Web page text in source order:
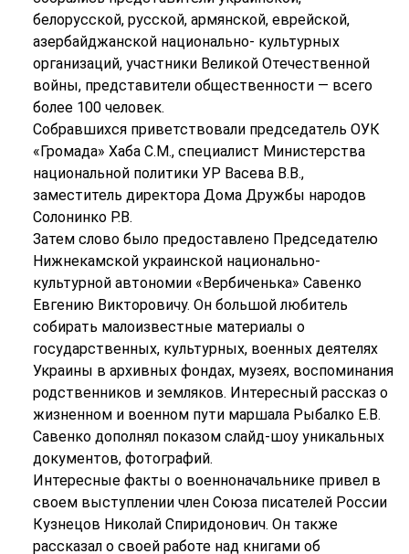
белорусской, русской, армянской, еврейской,
азербайджанской национально- культурных
организаций, участники Великой Отечественной
войны, представители общественности — всего
более 100 человек.
Собравшихся приветствовали председатель ОУК
«Громада» Хаба С.М., специалист Министерства
национальной политики УР Васева В.В.,
заместитель директора Дома Дружбы народов
Солонинко Р.В.
Затем слово было предоставлено Председателю
Нижнекамской украинской национально-
культурной автономии «Вербиченька» Савенко
Евгению Викторовичу. Он большой любитель
собирать малоизвестные материалы о
государственных, культурных, военных деятелях
Украины в архивных фондах, музеях, воспоминания
родственников и земляков. Интересный рассказ о
жизненном и военном пути маршала Рыбалко Е.В.
Савенко дополнял показом слайд-шоу уникальных
документов, фотографий.
Интересные факты о военноначальнике привел в
своем выступлении член Союза писателей России
Кузнецов Николай Спиридонович. Он также
рассказал о своей работе над книгами об